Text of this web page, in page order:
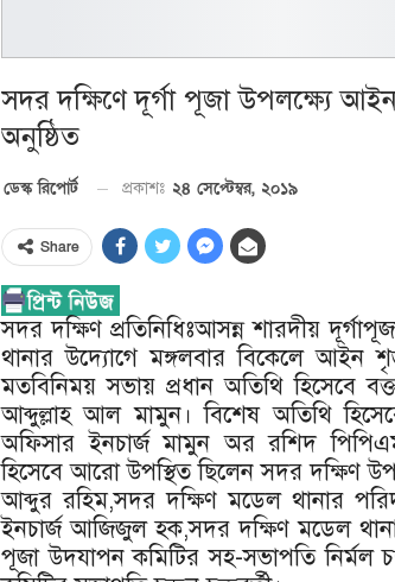
সদর দক্ষিণে দূর্গা পূজা উপলক্ষ্যে
অনুষ্ঠিত
ডেস্ক রিপোর্ট প্রকাশঃ ২৪ সেপ্টেম্বর, ২০১৯
Share
সদর দক্ষিণ প্রতিনিধিঃআসন্ন শারদীয়
থানার উদ্যোগে মঙ্গলবার বিকেলে আইন
মতবিনিময় সভায় প্রধান অতিথি হিসেবে
আব্দুল্লাহ আল মামুন। বিশেষ অতিথি
অফিসার ইনচার্জ মামুন অর রশিদ
হিসেবে আরো উপস্থিত ছিলেন সদর দক্ষিণ
আব্দুর রহিম,সদর দক্ষিণ মডেল থানার
ইনচার্জ আজিজুল হক,সদর দক্ষিণ মডেল
পূজা উদযাপন কমিটির সহ-সভাপতি নির্মল